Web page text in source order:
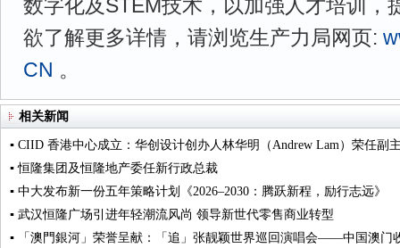
数字化及STEM技术，以加强人才培训，
欲了解更多详情，请浏览生产力局网页:
CN 。
相关新闻
▪ CIID 香港中心成立：华创设计创办人林华明（Andrew Lam）荣任副
▪ 恒隆集团及恒隆地产委任新行政总裁
▪ 中大发布新一份五年策略计划《2026‒2030：腾跃新程，励行志远》
▪ 武汉恒隆广场引进年轻潮流风尚 领导新世代零售商业转型
▪ 「澳門銀河」荣誉呈献：「追」张靓颖世界巡回演唱会——中国澳门